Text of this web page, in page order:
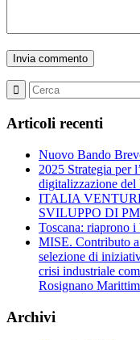
Articoli recenti
Nuovo Bando
2025 Strategia per
digitalizzazione del
ITALIA
SVILUPPO DI
Toscana: riaprono
MISE. Contributo
selezione di
crisi industriale
Rosignano
Archivi